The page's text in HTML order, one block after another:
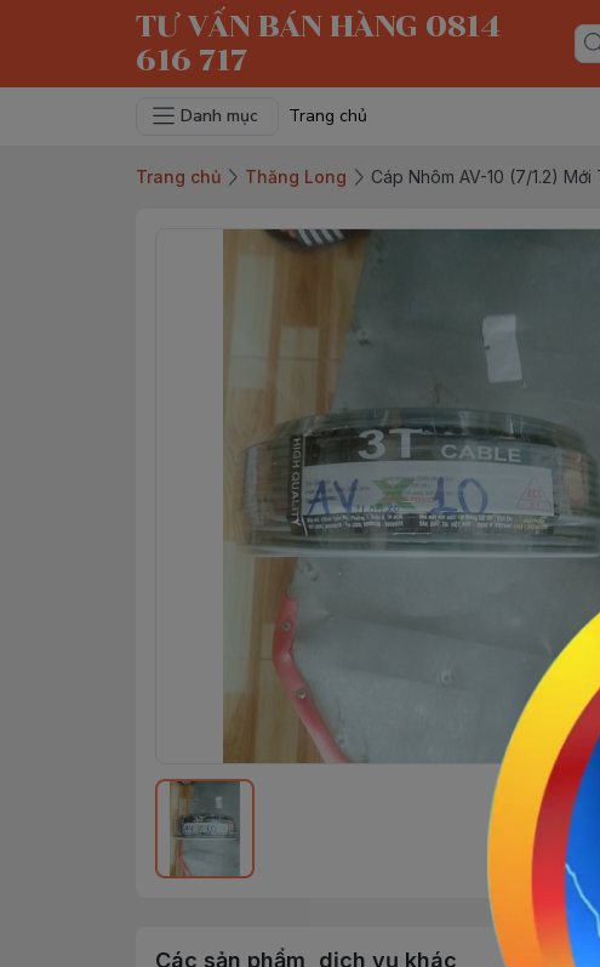
TƯ VẤN BÁN HÀNG 0814
616 717
Danh mục Trang chủ
Trang chủ Thăng Long Cáp Nhôm AV-10 (7/1.2)
Các sản phẩm, dịch vụ khác